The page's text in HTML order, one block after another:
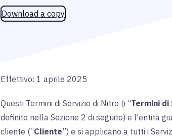
Download a copy
Effettivo: 1 aprile 2025
Questi Termini di Servizio di Nitro (i “Termini di
definito nella Sezione 2 di seguito) e l'entità
cliente (“Cliente”) e si applicano a tutti i